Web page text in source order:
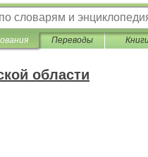
Переводы
области